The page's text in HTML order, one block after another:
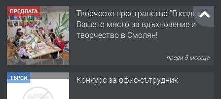
ПРЕДЛАГА
Творческо пространство "Гнездото" -
Вашето място за вдъхновение и
творчество в Смолян!
преди 5 месеца
ТЪРСИ Конкурс за офис-сътрудник